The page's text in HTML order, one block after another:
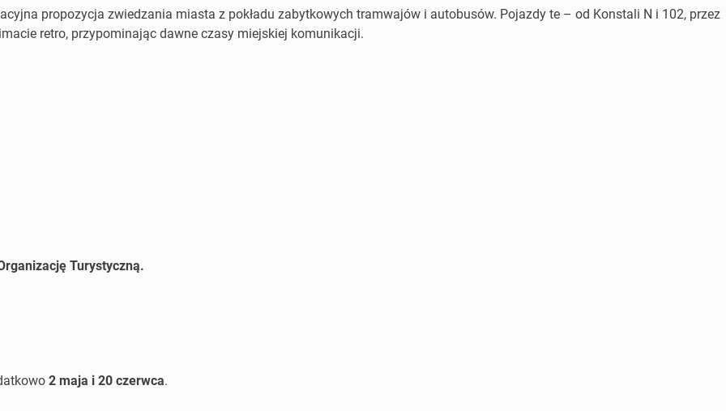
propozycja zwiedzania miasta z pokładu zabytkowych tramwajów i autobusów. Pojazdy te – od Konstali N i 102, przez
retro, przypominając dawne czasy miejskiej komunikacji.
Turystyczną.
2 maja i 20 czerwca.